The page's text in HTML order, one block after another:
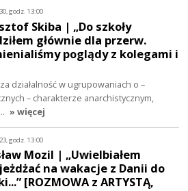
godz. 13:00
Skiba | „Do szkoły
głównie dla przerw.
poglądy z kolegami i
działalność w ugrupowaniach o –
– charakterze anarchistycznym,
» więcej
godz. 13:00
Mozil | „Uwielbiałem
na wakacje z Danii do
[ROZMOWA z ARTYSTĄ,